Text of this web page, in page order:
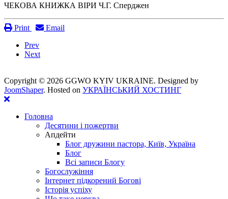
ЧЕКОВА КНИЖКА ВІРИ Ч.Г. Сперджен
Print
Email
Prev
Next
Copyright © 2026 GGWO KYIV UKRAINE. Designed by
JoomShaper. Hosted on УКРАЇНСЬКИЙ ХОСТИНГ
Головна
Десятини і пожертви
Апдейти
Блог дружини пастора, Київ, Україна
Блог
Всі записи Блогу
Богослужіння
Інтернет підкорений Богові
Історія успіху